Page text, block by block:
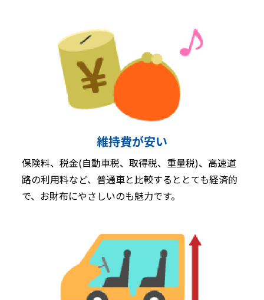
維持費が安い
保険料、税金(自動車税、取得税、重量税)、高速道
路の利用料など、普通車と比較するととても経済的
で、お財布にやさしいのも魅力です。